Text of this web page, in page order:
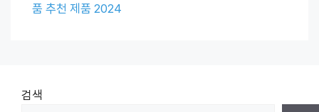
품 추천 제품 2024
검색